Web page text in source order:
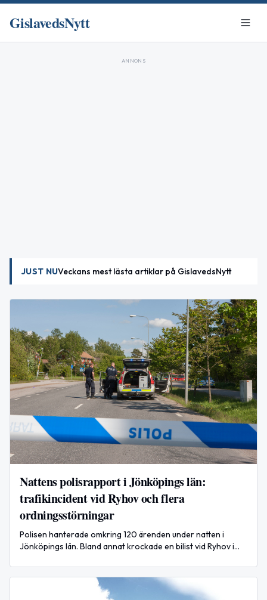
GislavedsNytt
ANNONS
JUST NUVeckans mest lästa artiklar på GislavedsNytt
Nattens polisrapport i Jönköpings län:
trafikincident vid Ryhov och flera
ordningsstörningar
Polisen hanterade omkring 120 ärenden under natten i
Jönköpings län. Bland annat krockade en bilist vid Ryhov i
fylleriärenden rapporterades i Tranås.